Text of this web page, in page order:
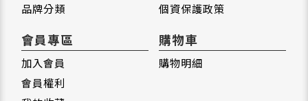
品牌分類
個資保護政策
會員專區
加入會員
會員權利
購物車
購物明細